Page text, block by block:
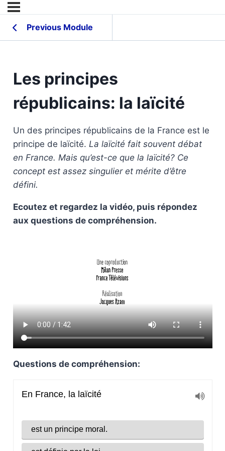
Previous Module
Les principes
républicains: la laïcité
Un des principes républicains de la France est le
principe de laïcité. La laïcité fait souvent débat
en France. Mais qu’est-ce que la laïcité? Ce
concept est assez singulier et mérite d’être
défini.
Ecoutez et regardez la vidéo, puis répondez
aux questions de compréhension.
Questions de compréhension: